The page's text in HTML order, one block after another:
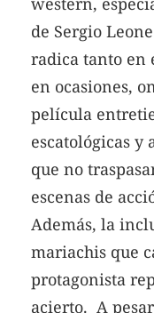
de Sergio
radica tanto en
en ocasiones,
película
escatológicas y
que no
escenas de
Además, la
mariachis que
protagonista
acierto. A